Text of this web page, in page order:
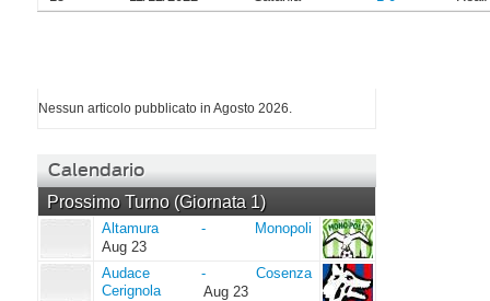
Nessun articolo pubblicato in Agosto 2026.
Calendario
Prossimo Turno (Giornata 1)
Altamura
Altamura -
Monopoli
Aug 23
Audace
Cerignola
Audace
Cerignola
-
Cosenza
Aug 23